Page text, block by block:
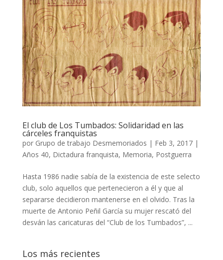
El club de Los Tumbados: Solidaridad en las
cárceles franquistas
por Grupo de trabajo Desmemoriados | Feb 3, 2017|
Años 40, Dictadura franquista, Memoria, Postguerra
Hasta 1986 nadie sabía de la existencia de este selecto
club, solo aquellos que pertenecieron a él y que al
separarse decidieron mantenerse en el olvido. Tras la
muerte de Antonio Peñil García su mujer rescató del
desván las caricaturas del “Club de los Tumbados”, ...
Los más recientes